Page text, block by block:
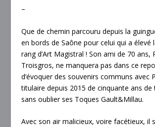
–
Que de chemin parcouru depuis la
en bords de Saône pour celui qui a élevé
rang d’Art Magistral ! Son ami de 70 ans,
Troisgros, ne manquera pas dans ce
d’évoquer des souvenirs communs avec
titulaire depuis 2015 de cinquante ans
sans oublier ses Toques Gault&Millau.
Avec son air malicieux, voire facétieux, il